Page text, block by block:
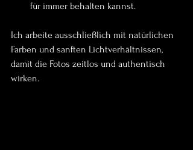
für immer behalten kannst.
Ich arbeite ausschließlich mit natürlichen
Farben und sanften Lichtverhältnissen,
damit die Fotos zeitlos und authentisch
wirken.